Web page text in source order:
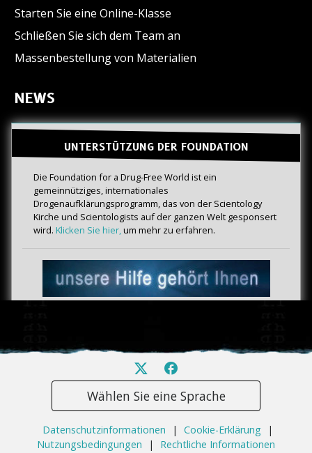
Starten Sie eine Online-Klasse
Schließen Sie sich dem Team an
Massenbestellung von Materialien
NEWS
UNTERSTÜTZUNG DER FOUNDATION
Die Foundation for a Drug-Free World ist ein
gemeinnütziges, internationales
Drogenaufklärungsprogramm, das von der Scientology
Kirche und Scientologists auf der ganzen Welt gesponsert
wird. Klicken Sie hier,um mehr zu erfahren.
Wählen Sie eine Sprache
Datenschutzinformationen | Cookie-Erklärung
|
Nutzungsbedingungen
| Rechtliche Informationen